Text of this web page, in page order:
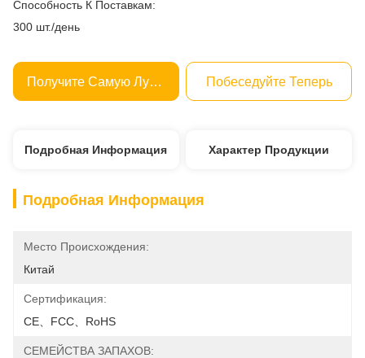
Способность К Поставкам:
300 шт./день
Получите Самую Лучшую Цену Побеседуйте Теперь
Подробная Информация Характер Продукции
Подробная Информация
Место Происхождения:
Китай
Сертификация:
CE、FCC、RoHS
СЕМЕЙСТВА ЗАПАХОВ: